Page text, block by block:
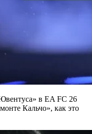
в EA FC 26
Кальчо», как это